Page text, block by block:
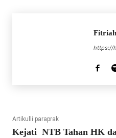
Fitriah
https://
Artikulli paraprak
Kejati NTB Tahan HK